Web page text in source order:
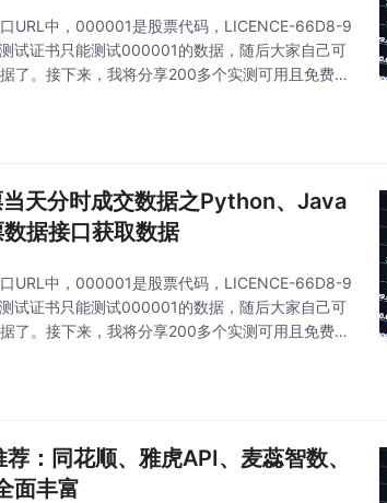
URL中，000001是股票代码，LICENCE-66D8-9
试证书只能测试000001的数据，随后大家自己可
了。接下来，我将分享200多个实测可用且免费的
当天分时成交数据之Python、Java
据接口获取数据
URL中，000001是股票代码，LICENCE-66D8-9
试证书只能测试000001的数据，随后大家自己可
了。接下来，我将分享200多个实测可用且免费的
：同花顺、雅虎API、麦蕊智数、
面丰富